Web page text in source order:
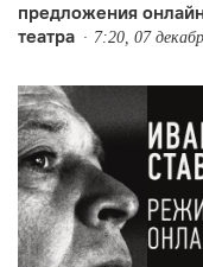
предложения
театра
7:20, 07